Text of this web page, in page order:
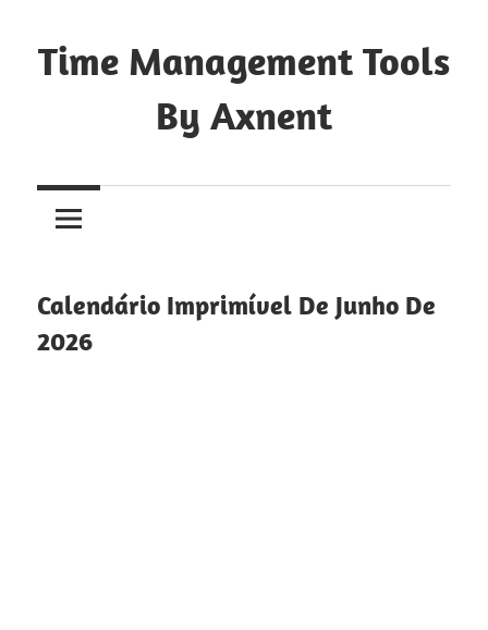
to
content
Time Management Tools
By Axnent
Save
Calendário Imprimível De Junho De
2026